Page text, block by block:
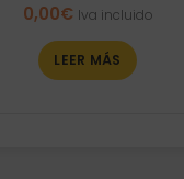
0,00€ Iva incluido
LEER MÁS